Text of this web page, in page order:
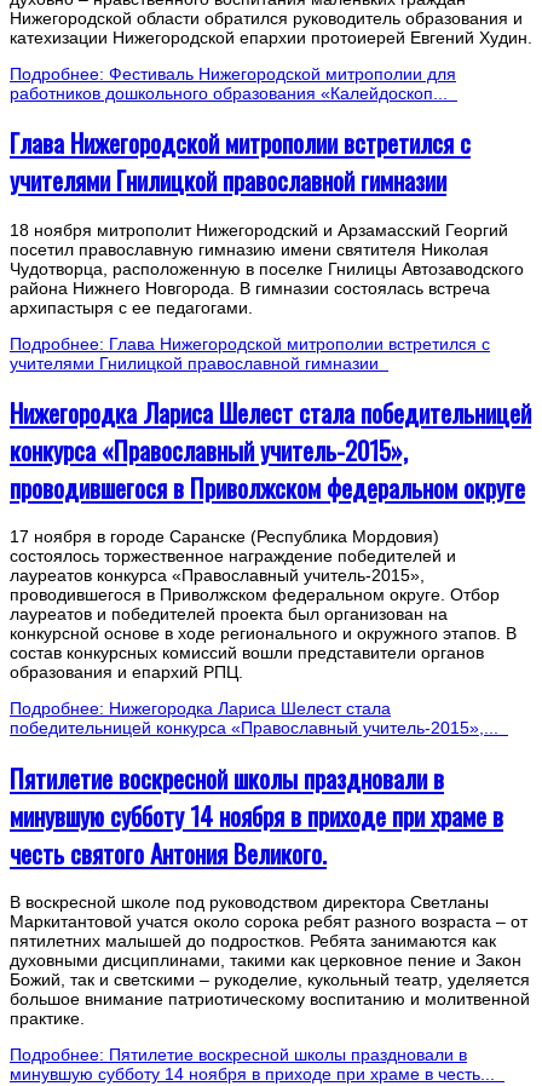
Нижегородской области обратился руководитель образования и
катехизации Нижегородской епархии протоиерей Евгений Худин.
Подробнее: Фестиваль Нижегородской митрополии для
работников дошкольного образования «Калейдоскоп...
Глава Нижегородской митрополии встретился с
учителями Гнилицкой православной гимназии
18 ноября митрополит Нижегородский и Арзамасский Георгий
посетил православную гимназию имени святителя Николая
Чудотворца, расположенную в поселке Гнилицы Автозаводского
района Нижнего Новгорода. В гимназии состоялась встреча
архипастыря с ее педагогами.
Подробнее: Глава Нижегородской митрополии встретился с
учителями Гнилицкой православной гимназии
Нижегородка Лариса Шелест стала победительницей
конкурса «Православный учитель-2015»,
проводившегося в Приволжском федеральном округе
17 ноября в городе Саранске (Республика Мордовия)
состоялось торжественное награждение победителей и
лауреатов конкурса «Православный учитель-2015»,
проводившегося в Приволжском федеральном округе. Отбор
лауреатов и победителей проекта был организован на
конкурсной основе в ходе регионального и окружного этапов. В
состав конкурсных комиссий вошли представители органов
образования и епархий РПЦ.
Подробнее: Нижегородка Лариса Шелест стала
победительницей конкурса «Православный учитель-2015»,...
Пятилетие воскресной школы праздновали в
минувшую субботу 14 ноября в приходе при храме в
честь святого Антония Великого.
В воскресной школе под руководством директора Светланы
Маркитантовой учатся около сорока ребят разного возраста – от
пятилетних малышей до подростков. Ребята занимаются как
духовными дисциплинами, такими как церковное пение и Закон
Божий, так и светскими – рукоделие, кукольный театр, уделяется
большое внимание патриотическому воспитанию и молитвенной
практике.
Подробнее: Пятилетие воскресной школы праздновали в
минувшую субботу 14 ноября в приходе при храме в честь...